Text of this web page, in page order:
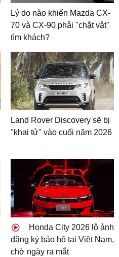
Lý do nào khiến Mazda CX-
70 và CX-90 phải "chật vật"
tìm khách?
Land Rover Discovery sẽ bị
"khai tử" vào cuối năm 2026
Honda City 2026 lộ ảnh
đăng ký bảo hộ tại Việt Nam,
chờ ngày ra mắt